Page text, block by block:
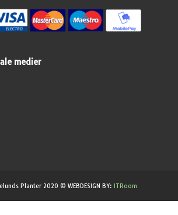
medier
Planter 2020 © WEBDESIGN BY: ITRoom